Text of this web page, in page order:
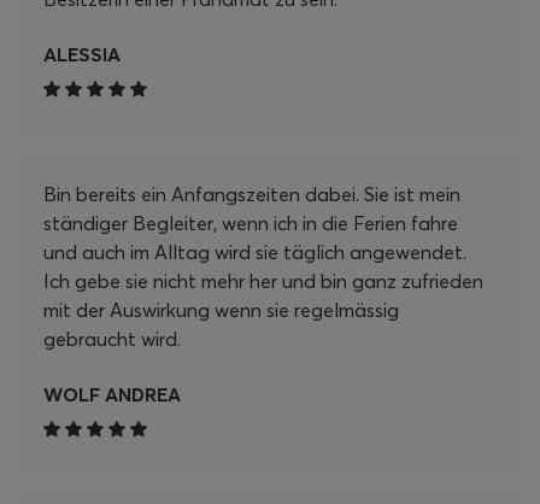
ALESSIA
Bin bereits ein Anfangszeiten dabei. Sie ist mein
ständiger Begleiter, wenn ich in die Ferien fahre
und auch im Alltag wird sie täglich angewendet.
Ich gebe sie nicht mehr her und bin ganz zufrieden
mit der Auswirkung wenn sie regelmässig
gebraucht wird.
WOLF ANDREA